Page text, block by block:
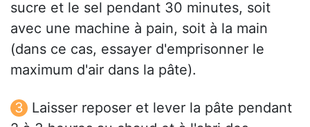
sucre et le sel pendant 30 minutes, soit
avec une machine à pain, soit à la main
(dans ce cas, essayer d'emprisonner le
maximum d'air dans la pâte).
Laisser reposer et lever la pâte pendant